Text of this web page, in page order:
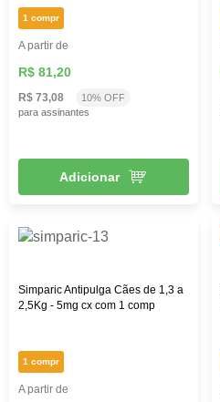
1 compr
A partir de
R$ 81,20
R$ 73,08
10% OFF
para assinantes
Adicionar
Simparic Antipulga Cães de 1,3 a
2,5Kg - 5mg cx com 1 comp
1 compr
A partir de